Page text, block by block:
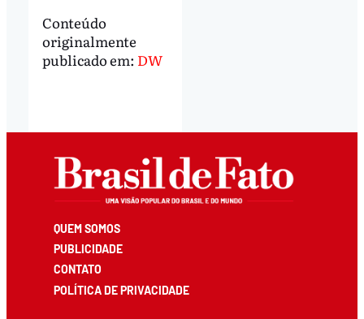
Conteúdo
originalmente
publicado em: DW
QUEM SOMOS
PUBLICIDADE
CONTATO
POLÍTICA DE PRIVACIDADE